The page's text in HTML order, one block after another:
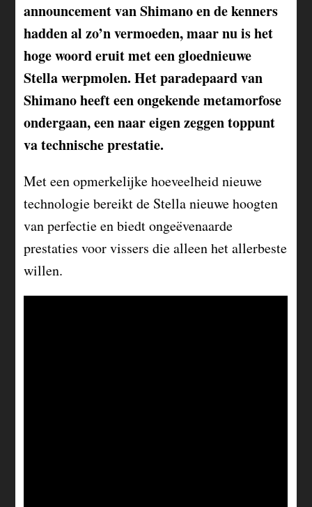
announcement van Shimano en de kenners
hadden al zo’n vermoeden, maar nu is het
hoge woord eruit met een gloednieuwe
Stella werpmolen. Het paradepaard van
Shimano heeft een ongekende metamorfose
ondergaan, een naar eigen zeggen toppunt
va technische prestatie.
Met een opmerkelijke hoeveelheid nieuwe
technologie bereikt de Stella nieuwe hoogten
van perfectie en biedt ongeëvenaarde
prestaties voor vissers die alleen het allerbeste
willen.